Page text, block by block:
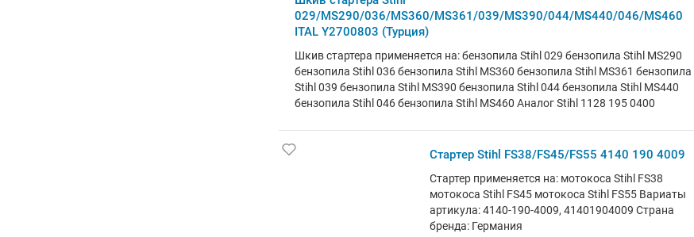
бензопила McCulloch MAC 7-40 (Type 1) бензопила
MAC 8-42 бензопила McCulloch MAC 842 бензопила
McCulloch MC 3516 (Types 1, 2) бензопила McCulloch
MC 4218AV бензопила Partner 371 Chrome (Type 4)
бензопила Partner 422 бензопила Partner Formula
Partner P436 Chrome бензопила Partner P438
Chrome бензопила Partner P439 Chrome бензопила
бензопила Partner P842 GCS бензопила Partner
Partner 20X бензопила Poulan P3818AV (Types 1,2)
бензопила Poulan P4018AV (Types 1, 2) бензопила
Poulan PN3616 бензопила Poulan PN3816
029/MS290/036/MS360/MS361/039/MS390/044/MS440/046/MS460
ITAL Y2700803 (Турция)
Шкив стартера применяется на: бензопила Stihl 029 бензопила Stihl MS290
бензопила Stihl 036 бензопила Stihl MS360 бензопила Stihl MS361 бензопила
Stihl 039 бензопила Stihl MS390 бензопила Stihl 044 бензопила Stihl MS440
бензопила Stihl 046 бензопила Stihl MS460 Аналог Stihl 1128 195 0400
Стартер Stihl FS38/FS45/FS55 4140 190 4009
Стартер применяется на: мотокоса Stihl FS38
мотокоса Stihl FS45 мотокоса Stihl FS55 Вариаты
артикула: 4140-190-4009, 41401904009 Страна
бренда: Германия